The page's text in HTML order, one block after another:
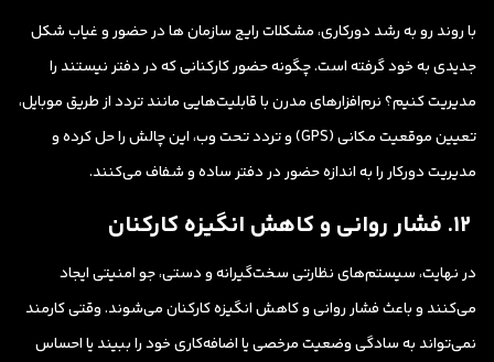
با روند رو به رشد دورکاری، مشکلات رایج سازمان ها در حضور و غیاب شکل
جدیدی به خود گرفته است. چگونه حضور کارکنانی که در دفتر نیستند را
مدیریت کنیم؟ نرم‌افزارهای مدرن با قابلیت‌هایی مانند تردد از طریق موبایل،
تعیین موقعیت مکانی (GPS) و تردد تحت وب، این چالش را حل کرده و
مدیریت دورکار را به اندازه حضور در دفتر ساده و شفاف می‌کنند.
در نهایت، سیستم‌های نظارتی سخت‌گیرانه و دستی، جو امنیتی ایجاد
می‌کنند و باعث فشار روانی و کاهش انگیزه کارکنان می‌شوند. وقتی کارمند
نمی‌تواند به سادگی وضعیت مرخصی یا اضافه‌کاری خود را ببیند یا احساس